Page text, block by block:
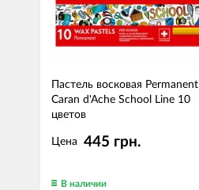
Пастель восковая Permanent
Caran d'Ache School Line 10
цветов
Цена 445 грн.
В наличии